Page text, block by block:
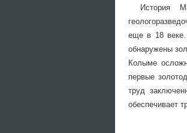
История
еще в 18
обнаружены
Колыме
первые
труд
обеспечивает